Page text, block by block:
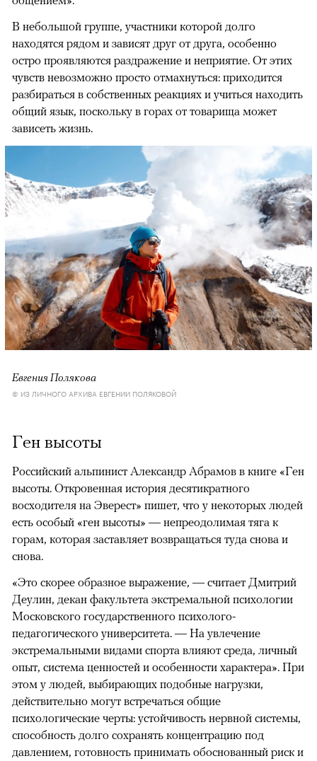
В небольшой группе, участники которой долго
находятся рядом и зависят друг от друга, особенно
остро проявляются раздражение и неприятие. От этих
чувств невозможно просто отмахнуться: приходится
разбираться в собственных реакциях и учиться находить
общий язык, поскольку в горах от товарища может
зависеть жизнь.
Евгения Полякова
© ИЗ ЛИЧНОГО АРХИВА ЕВГЕНИИ ПОЛЯКОВОЙ
Ген высоты
Российский альпинист Александр Абрамов в книге «Ген
высоты. Откровенная история десятикратного
восходителя на Эверест» пишет, что у некоторых людей
есть особый «ген высоты» — непреодолимая тяга к
горам, которая заставляет возвращаться туда снова и
снова.
«Это скорее образное выражение, — считает Дмитрий
Деулин, декан факультета экстремальной психологии
Московского государственного психолого-
педагогического университета. — На увлечение
экстремальными видами спорта влияют среда, личный
опыт, система ценностей и особенности характера». При
этом у людей, выбирающих подобные нагрузки,
действительно могут встречаться общие
психологические черты: устойчивость нервной системы,
способность долго сохранять концентрацию под
давлением, готовность принимать обоснованный риск и